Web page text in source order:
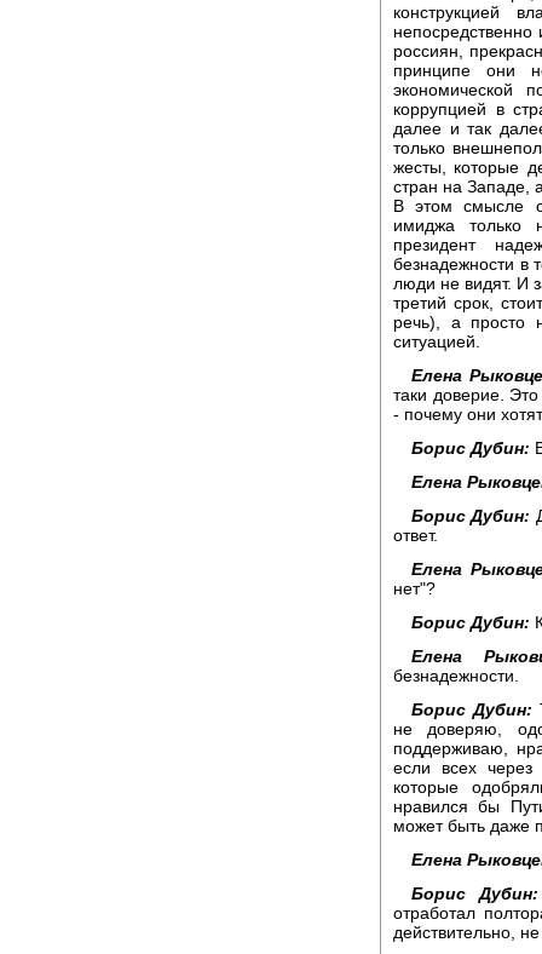
конструкцией
россиян,
принципе они
экономической
коррупцией в
далее и так
только
жесты, которые
стран на Западе,
В этом смысле
имиджа только
президент
безнадежности в
люди не видят. И
третий срок,
речь), а просто
ситуацией.
Елена
таки доверие.
- почему они
Борис Дубин:
Елена
Борис Дубин:
ответ.
Елена
нет"?
Борис Дубин:
Елена
безнадежности.
Борис Дубин:
не доверяю,
поддерживаю,
если всех через
которые
нравился бы
может быть даже
Елена
Борис Дубин:
отработал
действительно, не